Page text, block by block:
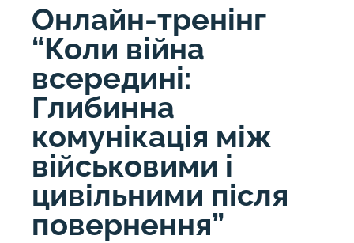
Онлайн-тренінг
“Коли війна
всередині:
Глибинна
комунікація між
військовими і
цивільними після
повернення”